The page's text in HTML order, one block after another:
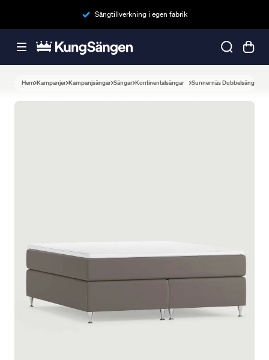
Sängtillverkning i egen fabrik
Hem Kampanjer Kampanjsängar Sängar Kontinentalsängar Sunnernäs Dubbelsäng